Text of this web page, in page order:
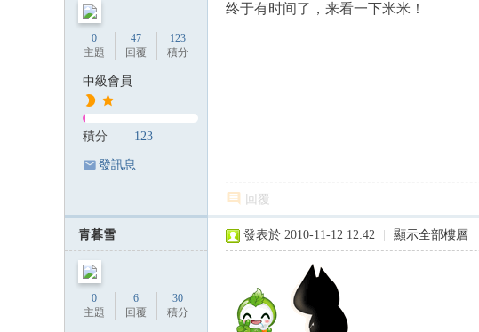
:::
0
主題
47
回覆
123
積分
中級會員
積分 123
發訊息
终于有时间了，来看一下米米！
回覆
青暮雪
0
主題
6
回覆
30
積分
發表於 2010-11-12 12:42 顯示全部樓層